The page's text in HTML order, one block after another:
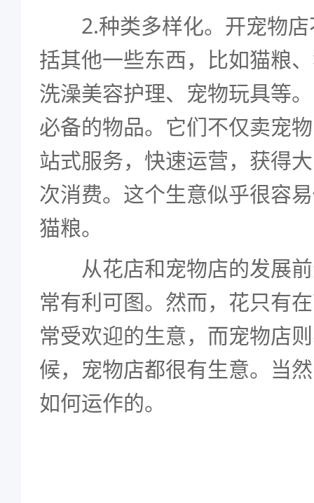
2.种类多样化。开宠物店
括其他一些东西，比如猫粮
洗澡美容护理、宠物玩具等
必备的物品。它们不仅卖宠
站式服务，快速运营，获得
次消费。这个生意似乎很容
猫粮。
从花店和宠物店的发展前
常有利可图。然而，花只有
常受欢迎的生意，而宠物店
候，宠物店都很有生意。当
如何运作的。